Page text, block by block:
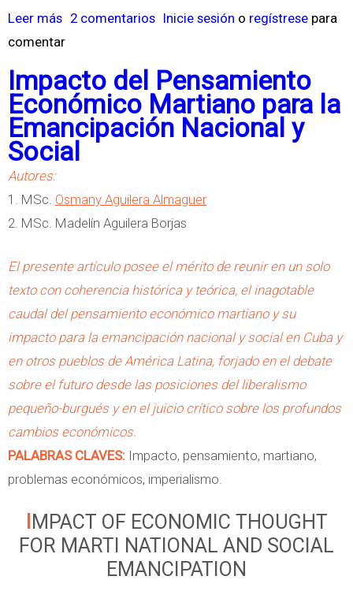
Leer más
o
r
e
E
s
u
e
a
s
2 comentarios Inicie sesión o regístrese para
comentar
Impacto del Pensamiento
Económico Martiano para la
Emancipación Nacional y
Social
Autores:
1. MSc. Osmany Aguilera Almaguer
2. MSc. Madelín Aguilera Borjas
El presente artículo posee el mérito de reunir en un solo
texto con coherencia histórica y teórica, el inagotable
caudal del pensamiento económico martiano y su
impacto para la emancipación nacional y social en Cuba y
en otros pueblos de América Latina, forjado en el debate
sobre el futuro desde las posiciones del liberalismo
pequeño-burgués y en el juicio crítico sobre los profundos
cambios económicos.
PALABRAS CLAVES: Impacto, pensamiento, martiano,
problemas económicos, imperialismo.
FOR MARTI NATIONAL AND SOCIAL
EMANCIPATION